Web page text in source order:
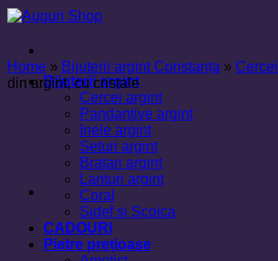
Bijuterii argint
Cercei argint
Pandantive argint
Inele argint
Seturi argint
Bratari argint
Lanturi argint
Coral
Sidef si Scoica
CADOURI
Pietre prețioase
Home » Bijuterii argint Constanța »
din argint, cu cristale